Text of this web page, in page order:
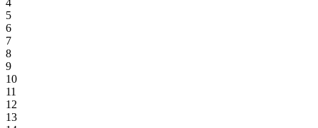
4
5
6
7
8
9
10
11
12
13